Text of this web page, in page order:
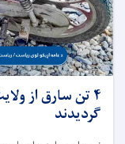
۴ تن سارق از
گردیدند